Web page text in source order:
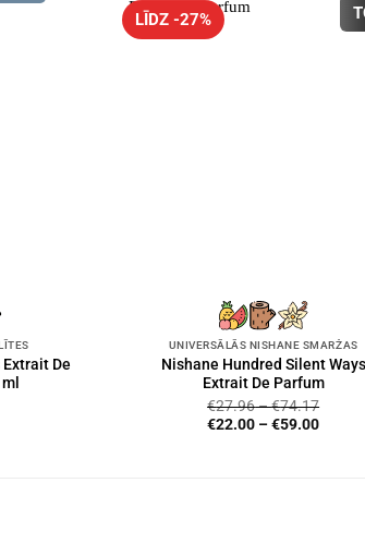
De
LĪDZ -27%
UNIVERSĀLĀS NISHANE SMARŽAS
Nishane Hundred Silent Ways
Extrait De Parfum
€27.96–€74.17
€22.00 –€59.00